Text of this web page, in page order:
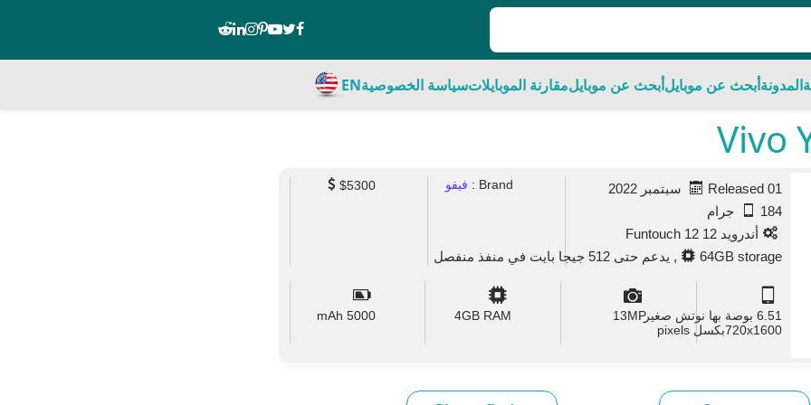
المدونةأبحث عن موبايلأبحث عن موبايلمقارنة الموبايلاتسياسة الخصوصيةEN
Released 01 سبتمبر 2022
184 جرام
أندرويد 12 Funtouch 12
64GB storage, يدعم حتى 512 جيجا بايت في منفذ منفصل
Brand : فيفو $5300
6.51 بوصة بها نوتش صغير
720x1600بكسل pixels
13MP
4GB RAM
5000
mAh